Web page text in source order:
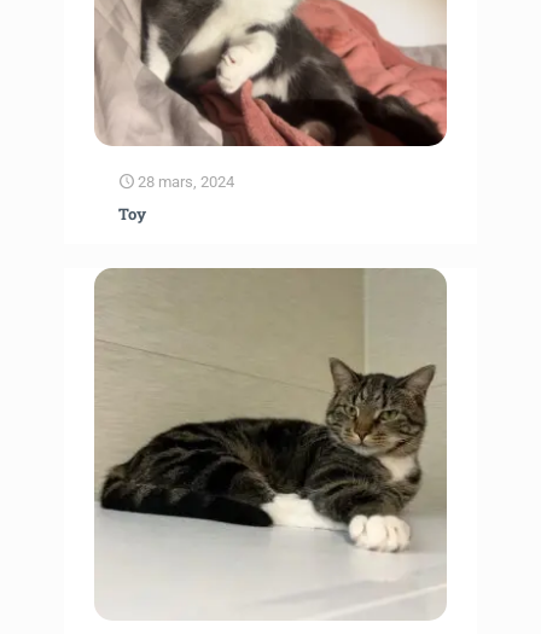
28 mars, 2024
Toy